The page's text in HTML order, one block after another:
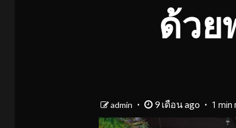
ด้วย
admin 9 เดือน ago 1 min